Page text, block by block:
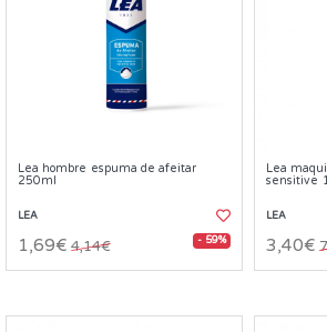
Lea hombre espuma de afeitar
250ml
LEA
1,69€ 4,14€ - 59%
Lea
sensitive
LEA
3,40€